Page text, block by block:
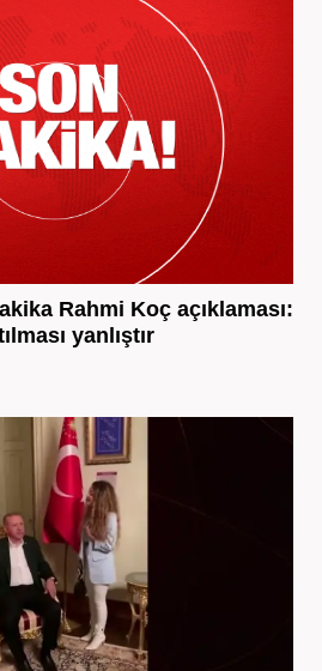
Rahmi Koç açıklaması:
yanlıştır